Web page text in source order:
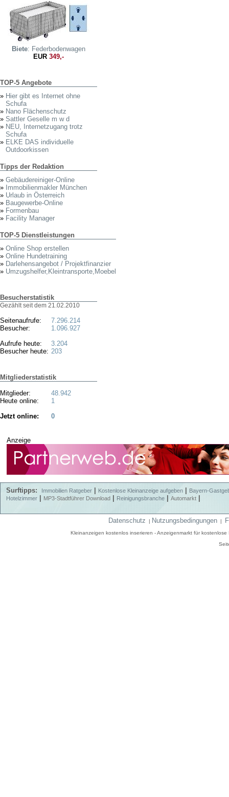
Biete: Federbodenwagen
EUR 349,-
TOP-5 Angebote
» Hier gibt es Internet ohne
Schufa
» Nano Flächenschutz
» Sattler Geselle m w d
» NEU, Internetzugang trotz
Schufa
» ELKE DAS individuelle
Outdoorkissen
Tipps der Redaktion
» Gebäudereiniger-Online
» Immobilienmakler München
» Urlaub in Österreich
» Baugewerbe-Online
» Formenbau
» Facility Manager
TOP-5 Dienstleistungen
» Online Shop erstellen
» Online Hundetraining
» Darlehensangebot / Projektfinanzier
» Umzugshelfer,Kleintransporte,Moebel
Besucherstatistik
Gezählt seit dem 21.02.2010
Seitenaufrufe:
Besucher:
Aufrufe heute:
Besucher heute:
7.296.214
1.096.927
3.204
203
Mitgliederstatistik
Mitglieder:
Heute online:
48.942
1
Jetzt online:
0
Anzeige
Surftipps: Immobilien Ratgeber Kostenlose Kleinanzeige aufgeben
Bayern-
Hotelzimmer
MP3-Stadtführer Download Reinigungsbranche Automarkt
Datenschutz | Nutzungsbedingungen |
Kleinanzeigen kostenlos inserieren - Anzeigenmarkt für